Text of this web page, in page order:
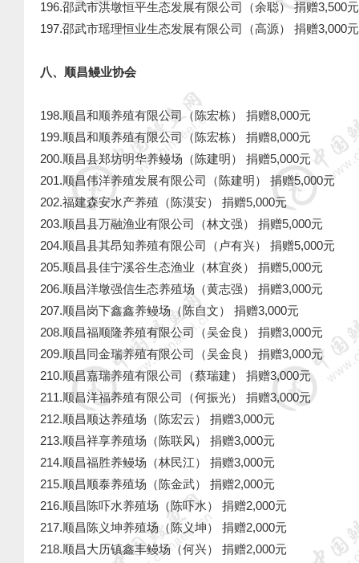
196.邵武市洪墩恒平生态发展有限公司（余聪） 捐赠3,500元
197.邵武市瑶理恒业生态发展有限公司（高源） 捐赠3,000
八、顺昌鳗业协会
198.顺昌和顺养殖有限公司（陈宏栋） 捐赠8,000元
199.顺昌和顺养殖有限公司（陈宏栋） 捐赠8,000元
200.顺昌县郑坊明华养鳗场（陈建明） 捐赠5,000元
201.顺昌伟洋养殖发展有限公司（陈建明） 捐赠5,000元
202.福建森安水产养殖（陈漠安） 捐赠5,000元
203.顺昌县万融渔业有限公司（林文强） 捐赠5,000元
204.顺昌县其昂知养殖有限公司（卢有兴） 捐赠5,000元
205.顺昌县佳宁溪谷生态渔业（林宜炎） 捐赠5,000元
206.顺昌洋墩强信生态养殖场（黄志强） 捐赠3,000元
207.顺昌岗下鑫鑫养鳗场（陈自文） 捐赠3,000元
208.顺昌福顺隆养殖有限公司（吴金良） 捐赠3,000元
209.顺昌同金瑞养殖有限公司（吴金良） 捐赠3,000元
210.顺昌嘉瑞养殖有限公司（蔡瑞建） 捐赠3,000元
211.顺昌洋福养殖有限公司（何振光） 捐赠3,000元
212.顺昌顺达养殖场（陈宏云） 捐赠3,000元
213.顺昌祥享养殖场（陈联风） 捐赠3,000元
214.顺昌福胜养鳗场（林民江） 捐赠3,000元
215.顺昌顺泰养殖场（陈金武） 捐赠2,000元
216.顺昌陈吓水养殖场（陈吓水） 捐赠2,000元
217.顺昌陈义坤养殖场（陈义坤） 捐赠2,000元
218.顺昌大历镇鑫丰鳗场（何兴） 捐赠2,000元